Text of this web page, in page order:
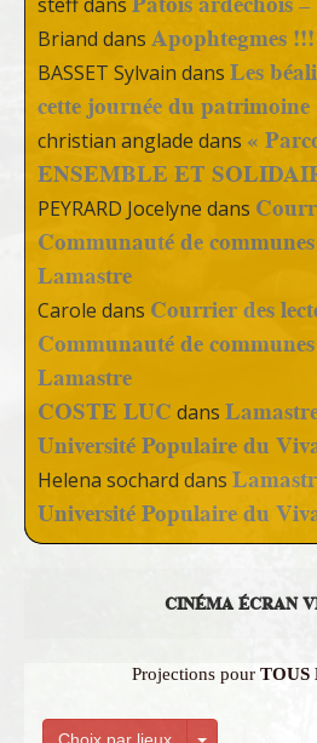
Briand dans Apophtegmes !!!
BASSET Sylvain dans Les
cette journée du patrimoine
christian anglade dans «
ENSEMBLE ET
PEYRARD Jocelyne dans
Communauté de
Lamastre
Carole dans Courrier des
Communauté de
Lamastre
COSTE LUC dans
Université Populaire du
Helena sochard dans
Université Populaire du
CINÉMA ÉCRAN